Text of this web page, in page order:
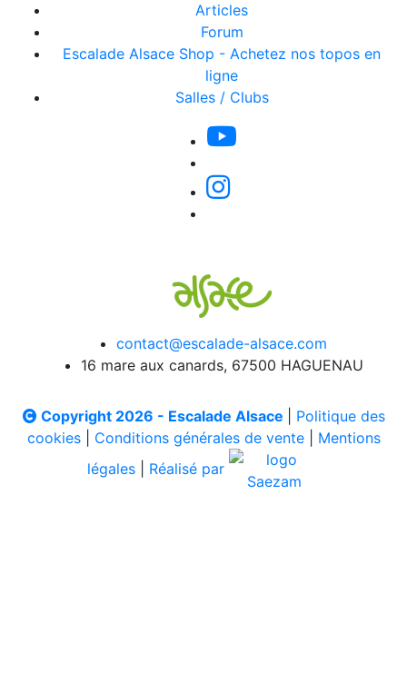
Articles
Forum
Escalade Alsace Shop - Achetez nos topos en
ligne
Salles / Clubs
contact@escalade-alsace.com
16 mare aux canards, 67500 HAGUENAU
Copyright 2026 - Escalade Alsace
Politique des
cookies| Conditions générales de vente| Mentions
légales
Réalisé par